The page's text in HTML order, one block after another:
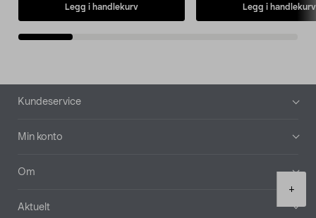
+
Legg i handlekurv Legg i handlekurv
Bunntekst
Kundeservice
Min konto
Om
Aktuelt